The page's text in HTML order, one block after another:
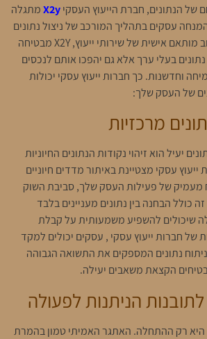
של הנתונים, חברת הייעוץ העסקיX2yמתגלה
עסקים בתהליך המורכב של ניצול נתונים
יעיל. על ידי הצעת שילוב מותאם אישית של שירותי ייעוץ, X2Y מבטיחה
בעלי ערך אלא גם יהפכו אותם לנכסים
וחדשנות. כך חברות ייעוץ עסקי יכולות
של העסק שלך:
מרכזיות
יעיל הוא זיהוי נקודות הנתונים החיוניות
עסקי מצטיינת באיתור מדדים חיוניים
מעמיק של פעילות העסק שלך, סביבת השוק
כולל הבחנה בין נתונים מעניינים בלבד
שיכולים להשפיע משמעותית על קבלת
של חברות ייעוץ עסקי , עסקים יכולים למקד
נתונים המספקים את התשואה הגבוהה
הקצאת משאבים יעילה.
הניתנות לפעולה
היא רק ההתחלה. האתגר האמיתי טמון בהמרת